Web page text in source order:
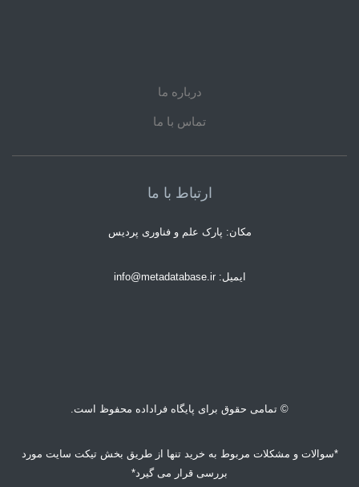
درباره ما
تماس با ما
ارتباط با ما
مکان: پارک علم و فناوری پردیس
ایمیل: info@metadatabase.ir
© تمامی حقوق برای پایگاه فراداده محفوظ است.
*سوالات و مشکلات مربوط به خرید تنها از طریق بخش تیکت سایت مورد
بررسی قرار می گیرد*